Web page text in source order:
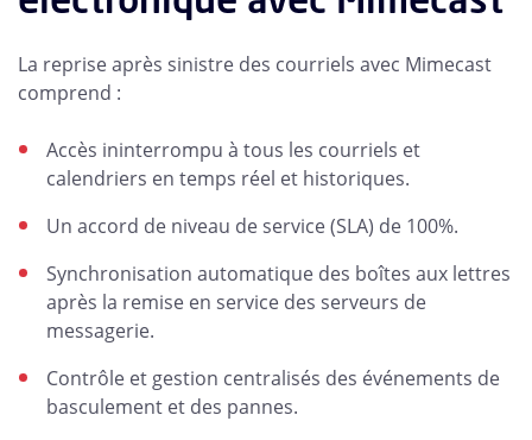
La reprise après sinistre des courriels avec Mimecast
comprend :
Accès ininterrompu à tous les courriels et
calendriers en temps réel et historiques.
Un accord de niveau de service (SLA) de 100%.
Synchronisation automatique des boîtes aux lettres
après la remise en service des serveurs de
messagerie.
Contrôle et gestion centralisés des événements de
basculement et des pannes.